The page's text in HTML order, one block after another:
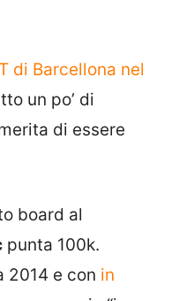
di Barcellona nel
un po’ di
di essere
board al
punta 100k.
2014 e con in